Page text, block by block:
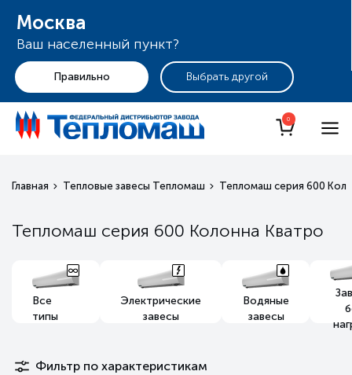
Москва
Ваш населенный пункт?
+7 (495) 255-19-29
0
Главная Тепловые завесы Тепломаш Тепломаш серия 600
Тепломаш серия 600 Колонна Кватро
Все
типы
Электрические
завесы
Водяные
завесы
Фильтр по характеристикам